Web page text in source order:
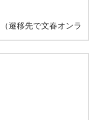
（遷移先で文春オンラ